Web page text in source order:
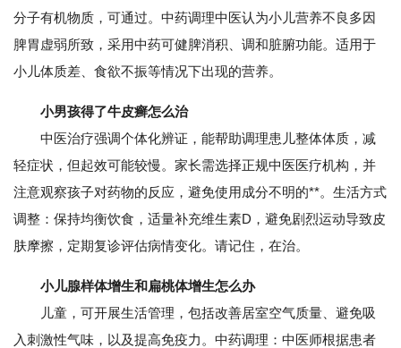
分子有机物质，可通过。中药调理中医认为小儿营养不良多因
脾胃虚弱所致，采用中药可健脾消积、调和脏腑功能。适用于
小儿体质差、食欲不振等情况下出现的营养。
小男孩得了牛皮癣怎么治
中医治疗强调个体化辨证，能帮助调理患儿整体体质，减
轻症状，但起效可能较慢。家长需选择正规中医医疗机构，并
注意观察孩子对药物的反应，避免使用成分不明的**。生活方式
调整：保持均衡饮食，适量补充维生素D，避免剧烈运动导致皮
肤摩擦，定期复诊评估病情变化。请记住，在治。
小儿腺样体增生和扁桃体增生怎么办
儿童，可开展生活管理，包括改善居室空气质量、避免吸
入刺激性气味，以及提高免疫力。中药调理：中医师根据患者